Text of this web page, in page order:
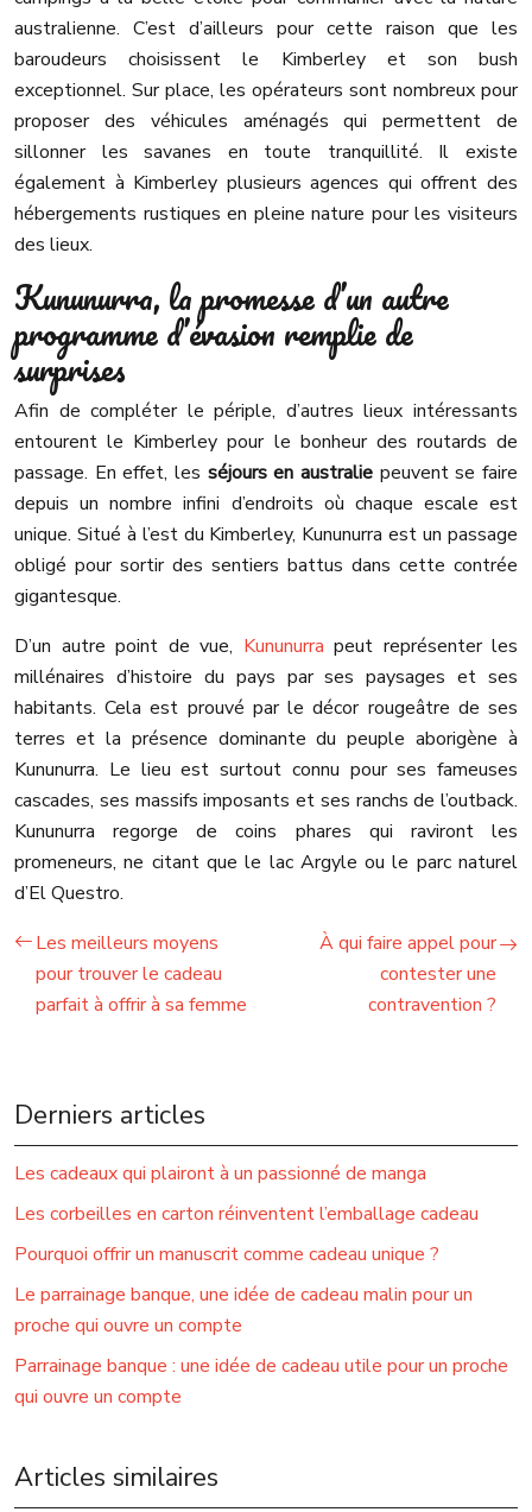
australienne. C’est d’ailleurs pour cette raison que les
baroudeurs choisissent le Kimberley et son bush
exceptionnel. Sur place, les opérateurs sont nombreux pour
proposer des véhicules aménagés qui permettent de
sillonner les savanes en toute tranquillité. Il existe
également à Kimberley plusieurs agences qui offrent des
hébergements rustiques en pleine nature pour les visiteurs
des lieux.
Kununurra, la promesse d’un autre
programme d’évasion remplie de
surprises
Afin de compléter le périple, d’autres lieux intéressants
entourent le Kimberley pour le bonheur des routards de
passage. En effet, les séjours en australie peuvent se faire
depuis un nombre infini d’endroits où chaque escale est
unique. Situé à l’est du Kimberley, Kununurra est un passage
obligé pour sortir des sentiers battus dans cette contrée
gigantesque.
D’un autre point de vue, Kununurra peut représenter les
millénaires d’histoire du pays par ses paysages et ses
habitants. Cela est prouvé par le décor rougeâtre de ses
terres et la présence dominante du peuple aborigène à
Kununurra. Le lieu est surtout connu pour ses fameuses
cascades, ses massifs imposants et ses ranchs de l’outback.
Kununurra regorge de coins phares qui raviront les
promeneurs, ne citant que le lac Argyle ou le parc naturel
d’El Questro.
Les meilleurs moyens
pour trouver le cadeau
parfait à offrir à sa femme
À qui faire appel pour
contester une
contravention ?
Derniers articles
Les cadeaux qui plairont à un passionné de manga
Les corbeilles en carton réinventent l’emballage cadeau
Pourquoi offrir un manuscrit comme cadeau unique ?
Le parrainage banque, une idée de cadeau malin pour un
proche qui ouvre un compte
Parrainage banque : une idée de cadeau utile pour un proche
qui ouvre un compte
Articles similaires